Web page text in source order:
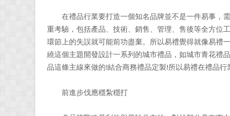
在禮品行業要打造一個知名品牌並不是一件易事，
重考驗，包括產品、技術、銷售、管理、售後等全方位
環節上的失誤就可能前功盡棄。所以易禮覺得就像易禮
繞這個主題開發設計一系列的城市禮品，如城市青花禮
品這條主線來做的!結合商務禮品定製!所以易禮在禮品
前進步伐應穩紮穩打